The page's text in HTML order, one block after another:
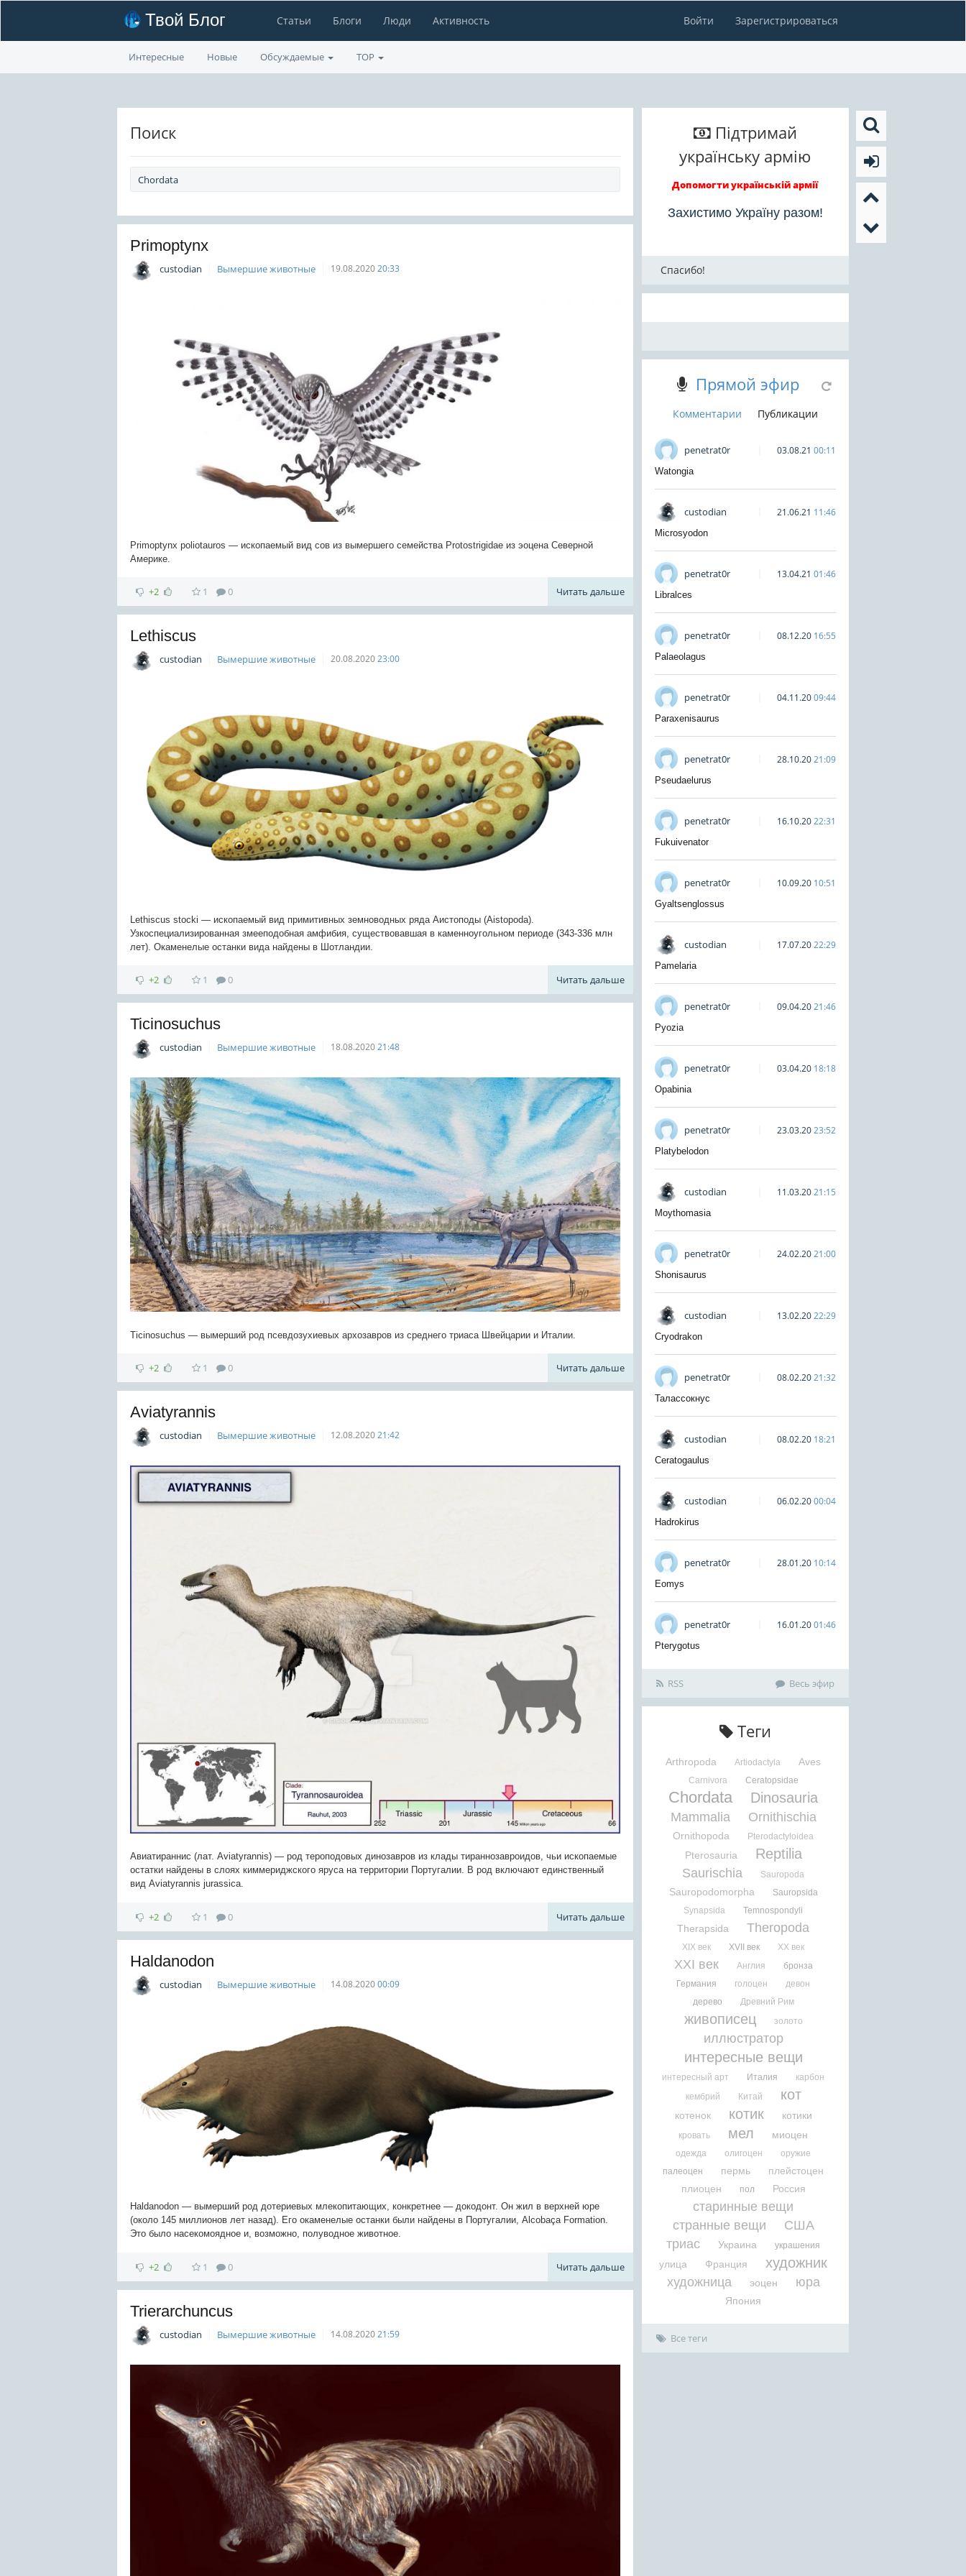
Твой Блог Статьи Блоги Люди Активность Войти Зарегистрироваться
Интересные Новые Обсуждаемые TOP
Поиск
Primoptynx
custodian Вымершие животные 19.08.202020:33
Primoptynx poliotauros — ископаемый вид сов из вымершего семейства Protostrigidae из эоцена Северной
Америке.
+2 1 0 Читать дальше
Lethiscus
custodian Вымершие животные 20.08.202023:00
Lethiscus stocki — ископаемый вид примитивных земноводных ряда Аистоподы (Aistopoda).
Узкоспециализированная змееподобная амфибия, существовавшая в каменноугольном периоде (343-336 млн
лет). Окаменелые останки вида найдены в Шотландии.
+2 1 0 Читать дальше
Ticinosuchus
custodian Вымершие животные 18.08.202021:48
Ticinosuchus — вымерший род псевдозухиевых архозавров из среднего триаса Швейцарии и Италии.
+2 1 0 Читать дальше
Aviatyrannis
custodian Вымершие животные 12.08.202021:42
Авиатираннис (лат. Aviatyrannis) — род тероподовых динозавров из клады тираннозавроидов, чьи ископаемые
остатки найдены в слоях киммериджского яруса на территории Португалии. В род включают единственный
вид Aviatyrannis jurassica.
+2 1 0 Читать дальше
Haldanodon
custodian Вымершие животные 14.08.202000:09
Haldanodon — вымерший род дотериевых млекопитающих, конкретнее — докодонт. Он жил в верхней юре
(около 145 миллионов лет назад). Его окаменелые останки были найдены в Португалии, Alcobaça Formation.
Это было насекомоядное и, возможно, полуводное животное.
+2 1 0 Читать дальше
Trierarchuncus
custodian Вымершие животные 14.08.202021:59
Підтримай
українську армію
Допомогти українській армії
Захистимо Україну разом!
Спасибо!
Прямой эфир
Комментарии Публикации
penetrat0r 03.08.21 00:11
Watongia
custodian 21.06.21 11:46
Microsyodon
penetrat0r 13.04.21 01:46
Libralces
penetrat0r 08.12.20 16:55
Palaeolagus
penetrat0r 04.11.2009:44
Paraxenisaurus
penetrat0r 28.10.2021:09
Pseudaelurus
penetrat0r 16.10.2022:31
Fukuivenator
penetrat0r 10.09.20 10:51
Gyaltsenglossus
custodian 17.07.2022:29
Pamelaria
penetrat0r 09.04.2021:46
Pyozia
penetrat0r 03.04.20 18:18
Opabinia
penetrat0r 23.03.2023:52
Platybelodon
custodian 11.03.2021:15
Moythomasia
penetrat0r 24.02.2021:00
Shonisaurus
custodian 13.02.2022:29
Cryodrakon
penetrat0r 08.02.2021:32
Талассокнус
custodian 08.02.20 18:21
Ceratogaulus
custodian 06.02.2000:04
Hadrokirus
penetrat0r 28.01.20 10:14
Eomys
penetrat0r 16.01.2001:46
Pterygotus
RSS Весь эфир
Теги
Arthropoda Artiodactyla Aves
Carnivora Ceratopsidae
Chordata Dinosauria
Mammalia Ornithischia
Ornithopoda Pterodactyloidea
Pterosauria Reptilia
Saurischia Sauropoda
Sauropodomorpha
Sauropsida
Synapsida
Temnospondyli
Therapsida Theropoda
XIX век XVII век XX век
XXI век Англия
бронза
Германия
голоцен
девон
дерево
Древний Рим
живописец золото
иллюстратор
интересные вещи
интересный арт Италия
карбон
кембрий
Китай кот
котенок котик котики
кровать мел миоцен
одежда олигоцен
оружие
палеоцен
пермь
плейстоцен
плиоцен
пол Россия
старинные вещи
странные вещи
США
триас
Украина украшения
улица Франция художник
художница эоцен юра
Япония
Все теги